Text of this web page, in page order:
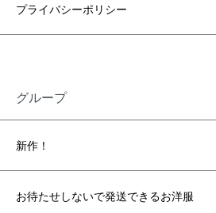
プライバシーポリシー
グループ
新作！
お待たせしないで発送できるお洋服